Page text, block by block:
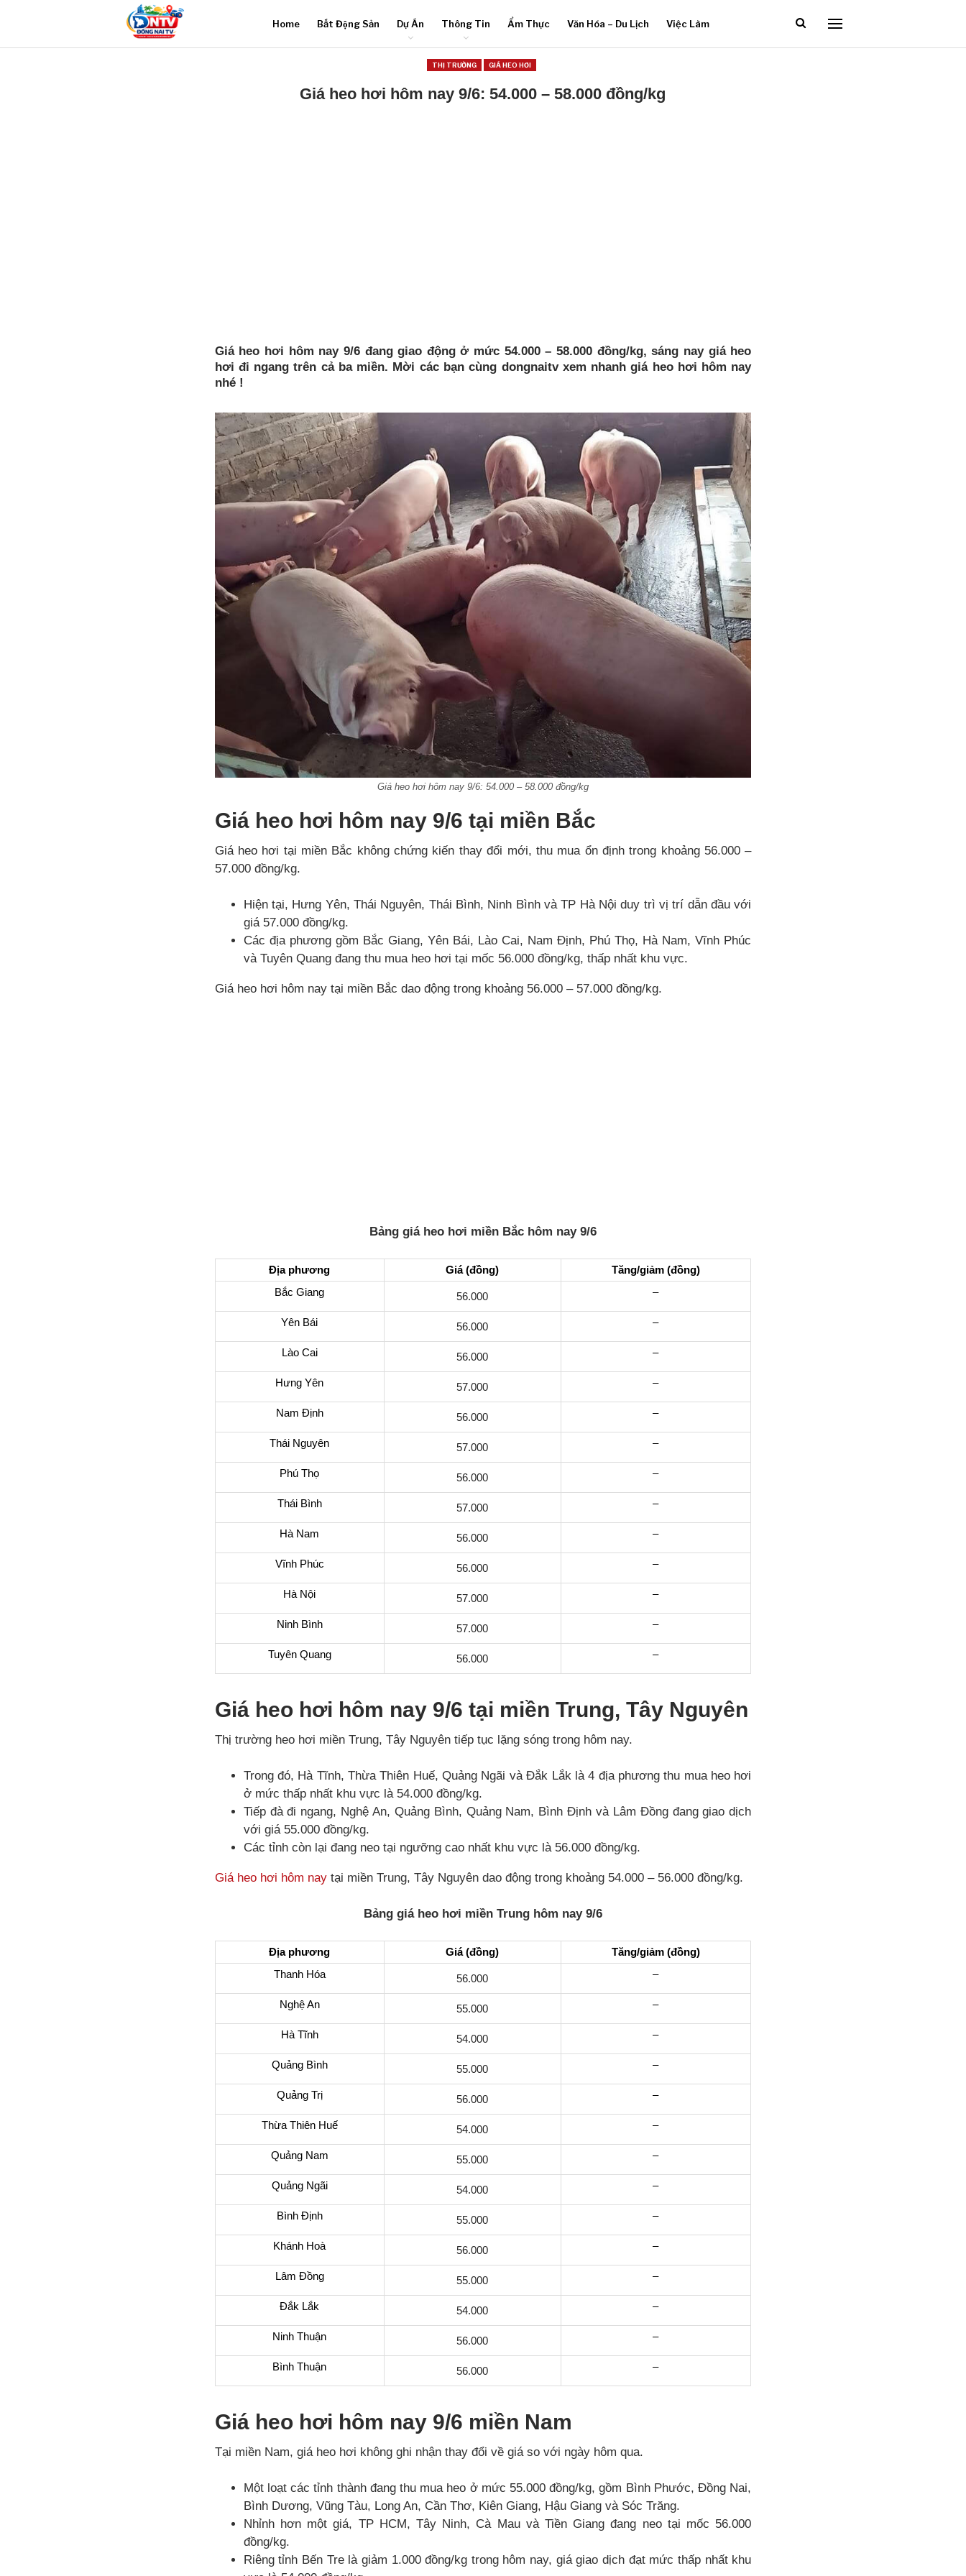
Home Bất Động Sản Dự Án Thông Tin Ẩm Thực Văn Hóa – Du Lịch Việc Làm
THỊ TRƯỜNG GIÁ HEO HƠI
Giá heo hơi hôm nay 9/6: 54.000 – 58.000 đồng/kg
Giá heo hơi hôm nay 9/6 đang giao động ở mức 54.000 – 58.000 đồng/kg, sáng nay giá heo
hơi đi ngang trên cả ba miền. Mời các bạn cùng dongnaitv xem nhanh giá heo hơi hôm nay
nhé !
Giá heo hơi hôm nay 9/6: 54.000 – 58.000 đồng/kg
Giá heo hơi hôm nay 9/6 tại miền Bắc
Giá heo hơi tại miền Bắc không chứng kiến thay đổi mới, thu mua ổn định trong khoảng 56.000 –
57.000 đồng/kg.
Hiện tại, Hưng Yên, Thái Nguyên, Thái Bình, Ninh Bình và TP Hà Nội duy trì vị trí dẫn đầu với
giá 57.000 đồng/kg.
Các địa phương gồm Bắc Giang, Yên Bái, Lào Cai, Nam Định, Phú Thọ, Hà Nam, Vĩnh Phúc
và Tuyên Quang đang thu mua heo hơi tại mốc 56.000 đồng/kg, thấp nhất khu vực.
Giá heo hơi hôm nay tại miền Bắc dao động trong khoảng 56.000 – 57.000 đồng/kg.
Bảng giá heo hơi miền Bắc hôm nay 9/6
Địa phương Giá (đồng)
Tăng/giảm (đồng)
Bắc Giang
56.000 –
Yên Bái 56.000 –
Lào Cai 56.000 –
Hưng Yên 57.000 –
Nam Định 56.000 –
Thái Nguyên 57.000 –
Phú Thọ 56.000 –
Thái Bình 57.000 –
Hà Nam 56.000 –
Vĩnh Phúc 56.000 –
Hà Nội 57.000 –
Ninh Bình 57.000 –
Tuyên Quang 56.000 –
Giá heo hơi hôm nay 9/6 tại miền Trung, Tây Nguyên
Thị trường heo hơi miền Trung, Tây Nguyên tiếp tục lặng sóng trong hôm nay.
Trong đó, Hà Tĩnh, Thừa Thiên Huế, Quảng Ngãi và Đắk Lắk là 4 địa phương thu mua heo hơi
ở mức thấp nhất khu vực là 54.000 đồng/kg.
Tiếp đà đi ngang, Nghệ An, Quảng Bình, Quảng Nam, Bình Định và Lâm Đồng đang giao dịch
với giá 55.000 đồng/kg.
Các tỉnh còn lại đang neo tại ngưỡng cao nhất khu vực là 56.000 đồng/kg.
Giá heo hơi hôm naytại miền Trung, Tây Nguyên dao động trong khoảng 54.000 – 56.000 đồng/kg.
Bảng giá heo hơi miền Trung hôm nay 9/6
Địa phương Giá (đồng)
Tăng/giảm (đồng)
Thanh Hóa
56.000 –
Nghệ An 55.000 –
Hà Tĩnh 54.000 –
Quảng Bình 55.000 –
Quảng Trị 56.000 –
Thừa Thiên Huế 54.000 –
Quảng Nam 55.000 –
Quảng Ngãi 54.000 –
Bình Định 55.000 –
Khánh Hoà 56.000 –
Lâm Đồng 55.000 –
Đắk Lắk 54.000 –
Ninh Thuận 56.000 –
Bình Thuận 56.000 –
Giá heo hơi hôm nay 9/6 miền Nam
Tại miền Nam, giá heo hơi không ghi nhận thay đổi về giá so với ngày hôm qua.
Một loạt các tỉnh thành đang thu mua heo ở mức 55.000 đồng/kg, gồm Bình Phước, Đồng Nai,
Bình Dương, Vũng Tàu, Long An, Cần Thơ, Kiên Giang, Hậu Giang và Sóc Trăng.
Nhỉnh hơn một giá, TP HCM, Tây Ninh, Cà Mau và Tiền Giang đang neo tại mốc 56.000
đồng/kg.
Riêng tỉnh Bến Tre là giảm 1.000 đồng/kg trong hôm nay, giá giao dịch đạt mức thấp nhất khu